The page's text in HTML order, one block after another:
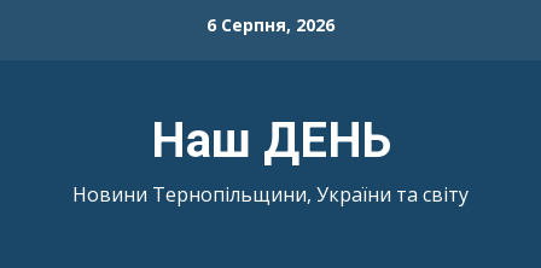
6 Серпня, 2026
Наш ДЕНЬ
Новини Тернопільщини, України та світу